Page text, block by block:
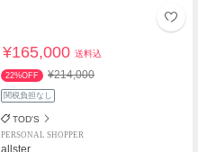
¥165,000送料込
22%OFF ¥214,000
関税負担なし
TOD'S
PERSONAL SHOPPER
allster